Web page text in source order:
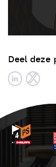
Deel deze